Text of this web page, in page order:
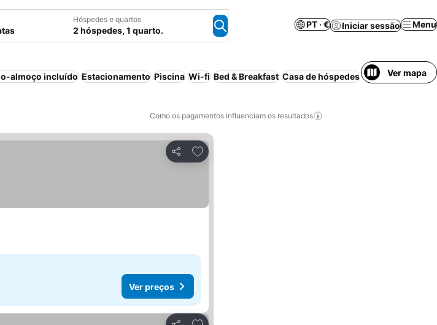
Hóspedes e quartos
2 hóspedes, 1 quarto.
PT · € Iniciar sessão Menu
almoço incluído Estacionamento Piscina Wi-fi Bed & Breakfast Casa de hóspedes Motel Casa/
Ver mapa
Como os pagamentos influenciam os resultados
Partilhar
Adicionar aos favoritos
Ver preços
Adicionar aos favoritos